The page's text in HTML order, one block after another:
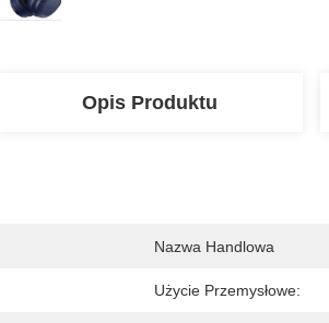
Opis Produktu
Nazwa Handlowa
Użycie Przemysłowe: